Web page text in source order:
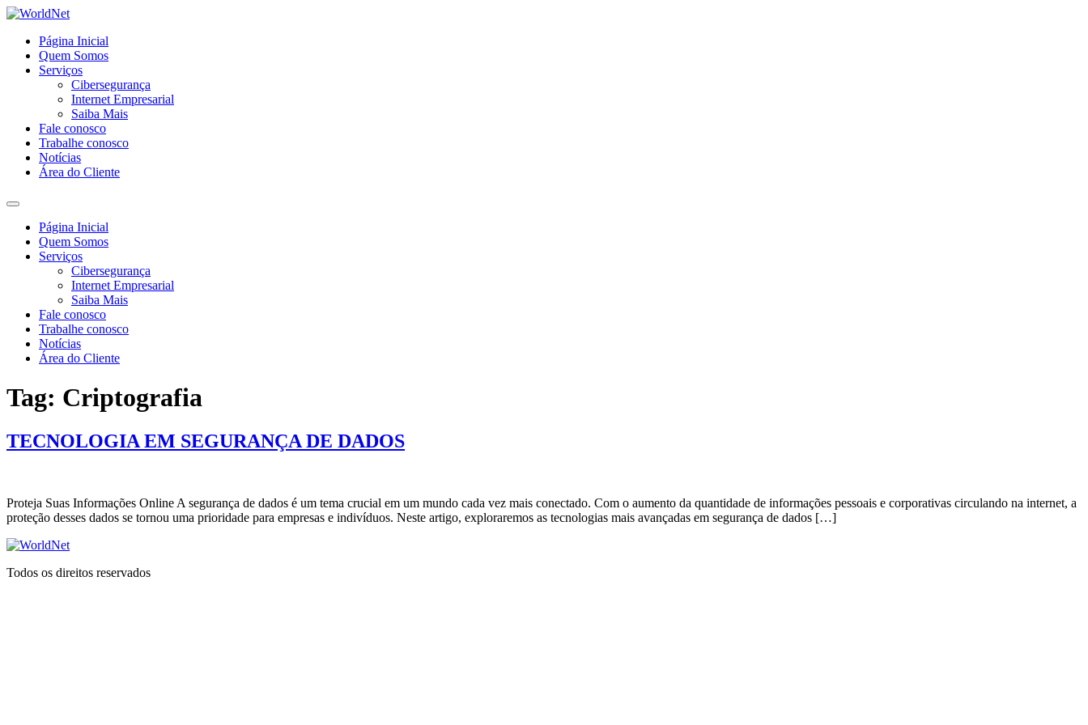
Página Inicial
Quem Somos
Serviços
Cibersegurança
Internet Empresarial
Saiba Mais
Fale conosco
Trabalhe conosco
Notícias
Área do Cliente
Página Inicial
Quem Somos
Serviços
Cibersegurança
Internet Empresarial
Saiba Mais
Fale conosco
Trabalhe conosco
Notícias
Área do Cliente
Tag: Criptografia
TECNOLOGIA EM SEGURANÇA DE DADOS
Proteja Suas Informações Online A segurança de dados é um tema crucial em um mundo cada vez mais conectado. Com o aumento da quantidade de informações pessoais e corporativas circulando na internet, a
proteção desses dados se tornou uma prioridade para empresas e indivíduos. Neste artigo, exploraremos as tecnologias mais avançadas em segurança de dados […]
Todos os direitos reservados